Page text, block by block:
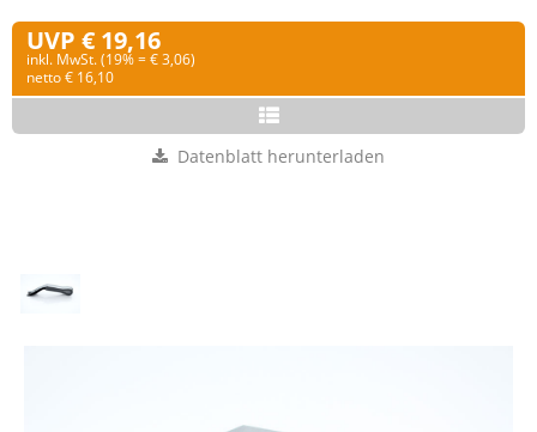
UVP € 19,16
inkl. MwSt. (19% = € 3,06)
netto € 16,10
Datenblatt herunterladen